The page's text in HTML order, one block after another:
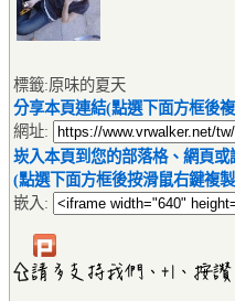
標籤:原味的夏天
分享本頁連結(點選下面方框後
網址:
崁入本頁到您的部落格、網頁或
(點選下面方框後按滑鼠右鍵複
嵌入: